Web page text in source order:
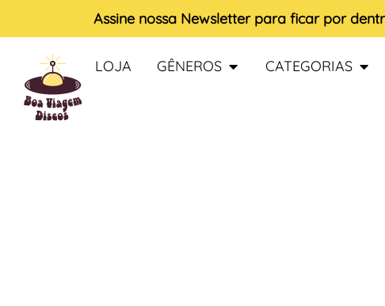
Assine nossa Newsletter para ficar por
LOJA GÊNEROS CATEGORIAS